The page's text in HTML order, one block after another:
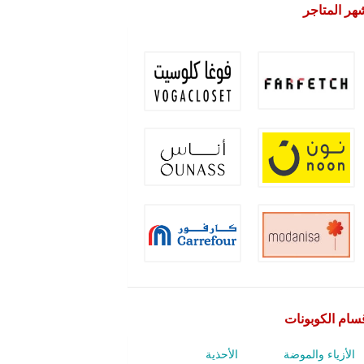
المتاجر
الكوبونات
الأزياء والموضة الأحذية